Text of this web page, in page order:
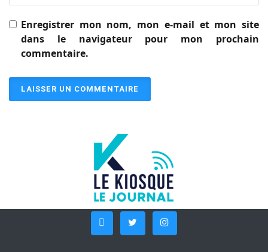
Enregistrer mon nom, mon e-mail et mon site
dans le navigateur pour mon prochain
commentaire.